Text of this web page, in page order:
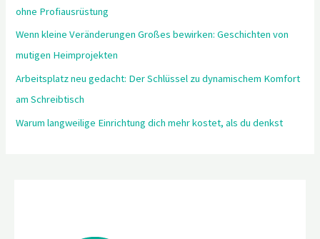
ohne Profiausrüstung
Wenn kleine Veränderungen Großes bewirken: Geschichten von
mutigen Heimprojekten
Arbeitsplatz neu gedacht: Der Schlüssel zu dynamischem Komfort
am Schreibtisch
Warum langweilige Einrichtung dich mehr kostet, als du denkst